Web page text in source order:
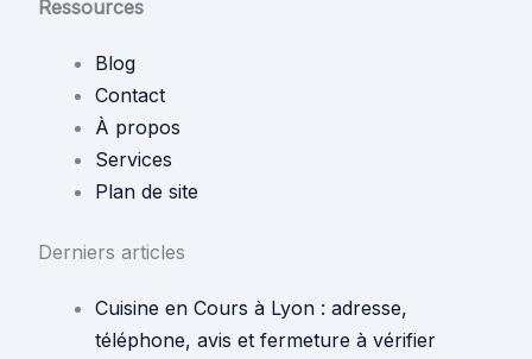
Ressources
Blog
Contact
À propos
Services
Plan de site
Derniers articles
Cuisine en Cours à Lyon : adresse,
téléphone, avis et fermeture à vérifier